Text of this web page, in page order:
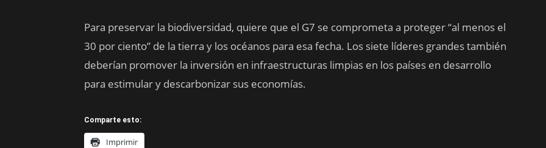
Para preservar la biodiversidad, quiere que el G7 se comprometa a proteger “al menos el
30 por ciento” de la tierra y los océanos para esa fecha. Los siete líderes grandes también
deberían promover la inversión en infraestructuras limpias en los países en desarrollo
para estimular y descarbonizar sus economías.
Comparte esto:
Imprimir